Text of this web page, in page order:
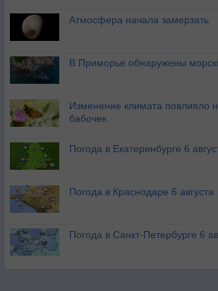
Атмосфера начала замерзать
В Приморье обнаружены
Изменение климата повлияло
бабочек
Погода в Екатеринбурге 6
Погода в Краснодаре 6 августа
Погода в Санкт-Петербурге 6